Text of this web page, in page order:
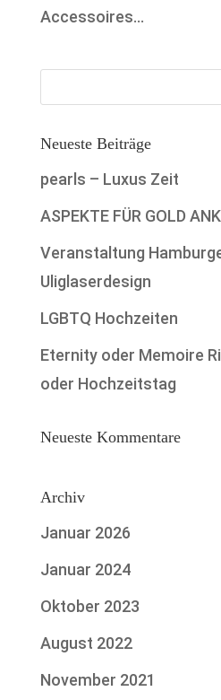
Accessoires...
Neueste Beiträge
pearls – Luxus Zeit
ASPEKTE FÜR GOLD
Veranstaltung
Uliglaserdesign
LGBTQ Hochzeiten
Eternity oder Memoire
oder Hochzeitstag
Neueste Kommentare
Archiv
Januar 2026
Januar 2024
Oktober 2023
August 2022
November 2021